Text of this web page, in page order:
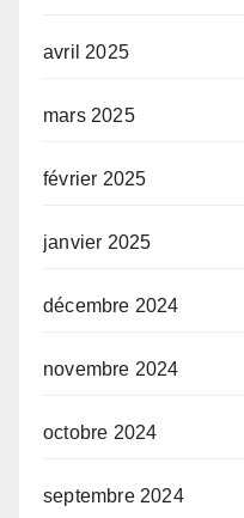
avril 2025
mars 2025
février 2025
janvier 2025
décembre 2024
novembre 2024
octobre 2024
septembre 2024